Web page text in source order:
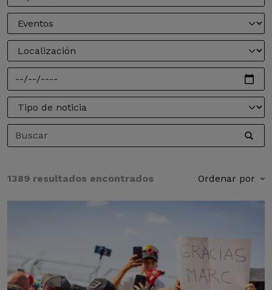
1389 resultados encontrados Ordenar por